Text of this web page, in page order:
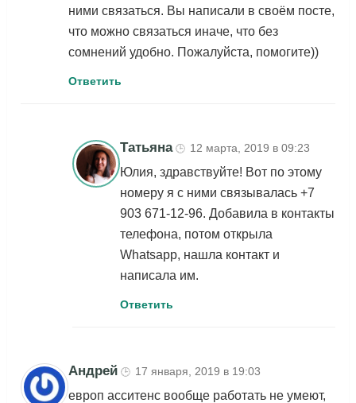
ними связаться. Вы написали в своём посте,
что можно связаться иначе, что без
сомнений удобно. Пожалуйста, помогите))
Ответить
Татьяна 🕒 12 марта, 2019 в 09:23
Юлия, здравствуйте! Вот по этому
номеру я с ними связывалась +7
903 671-12-96. Добавила в контакты
телефона, потом открыла
Whatsapp, нашла контакт и
написала им.
Ответить
Андрей 🕒 17 января, 2019 в 19:03
европ асситенс вообще работать не умеют,